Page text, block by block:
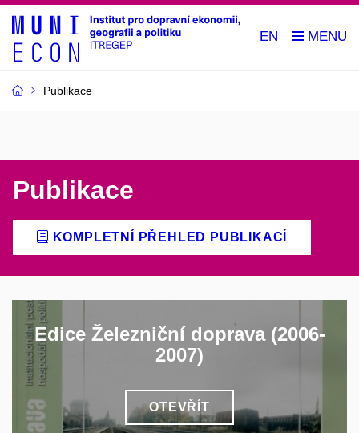
EN
Publikace
Publikace
KOMPLETNÍ PŘEHLED PUBLIKACÍ
Edice Železniční doprava (2006-
2007)
OTEVŘÍT